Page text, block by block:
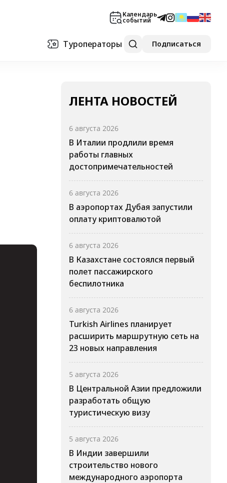
Календарь
событий
Туроператоры Подписаться
ЛЕНТА НОВОСТЕЙ
6 августа 2026
В Италии продлили время
работы главных
достопримечательностей
6 августа 2026
В аэропортах Дубая запустили
оплату криптовалютой
6 августа 2026
В Казахстане состоялся первый
полет пассажирского
беспилотника
6 августа 2026
Turkish Airlines планирует
расширить маршрутную сеть на
23 новых направления
5 августа 2026
В Центральной Азии предложили
разработать общую
туристическую визу
5 августа 2026
В Индии завершили
строительство нового
международного аэропорта